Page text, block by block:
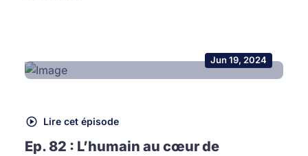
Jun 19, 2024
Lire cet épisode
Ep. 82 : L’humain au cœur de